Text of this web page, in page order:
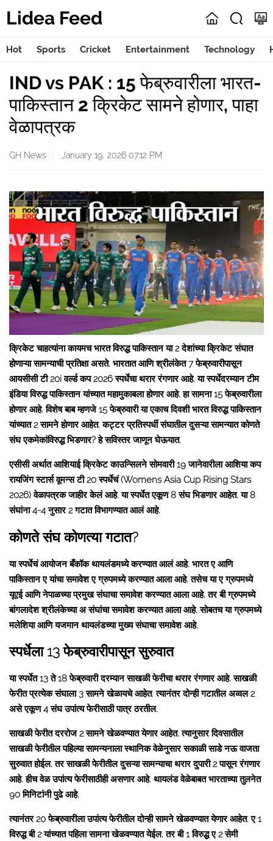
Lidea Feed
Hot Sports Cricket Entertainment Technology
IND vs PAK : 15 फेब्रुवारीला भारत-
पाकिस्तान 2 क्रिकेट सामने होणार, पाहा
वेळापत्रक
GH News January 19, 2026 07:12 PM
क्रिकेट चाहत्यांना कायमच भारत विरुद्ध पाकिस्तान या 2 देशांच्या क्रिकेट संघात
होणाऱ्या सामन्याची प्रतिक्षा असते. भारतात आणि श्रीलंकेत 7 फेब्रुवारीपासून
आयसीसी टी 20i वर्ल्ड कप 2026 स्पर्धेचा थरार रंगणार आहे. या स्पर्धेदरम्यान टीम
इंडिया विरुद्ध पाकिस्तान यांच्यात महामुकाबला होणार आहे. हा सामना 15 फेब्रुवारीला
होणार आहे. विशेष बाब म्हणजे 15 फेब्रुवारी या एकाच दिवशी भारत विरुद्ध पाकिस्तान
यांच्यात 2 सामने होणार आहेत. कट्टर प्रतिस्पर्धी संघातील दुसऱ्या सामन्यात कोणते
संघ एकमेकांविरुद्ध भिडणार? हे सविस्तर जाणून घेऊयात.
एसीसी अर्थात आशियाई क्रिकेट काउन्सिलने सोमवारी 19 जानेवारीला आशिया कप
रायजिंग स्टार्स वूमन्स टी 20 स्पर्धेचं (Womens Asia Cup Rising Stars
2026) वेळापत्रक जाहीर केलं आहे. या स्पर्धेत एकूण 8 संघ भिडणार आहेत. या 8
संघांना 4-4 नुसार 2 गटात विभागण्यात आलं आहे.
कोणते संघ कोणत्या गटात?
या स्पर्धेचं आयोजन बँकॉक थायलंडमध्ये करण्यात आलं आहे. भारत ए आणि
पाकिस्तान ए यांचा समावेश ए ग्रुपमध्ये करण्यात आला आहे. तसेच या ए ग्रुपमध्ये
यूएई आणि नेपाळच्या प्रमुख संघाचा समावेश करण्यात आला आहे. तर बी ग्रुपमध्ये
बांगलादेश श्रीलंकेच्या अ संघांचा समावेश करण्यात आला आहे. सोबतच या ग्रुपमध्ये
मलेशिया आणि यजमान थायलंडच्या मुख्य संघाचा समावेश आहे.
स्पर्धेला 13 फेब्रुवारीपासून सुरुवात
या स्पर्धेत 13 ते 18 फेब्रुवारी दरम्यान साखळी फेरीचा थरार रंगणार आहे. साखळी
फेरीत प्रत्येक संघाला 3 सामने खेळायचे आहेत. त्यानंतर दोन्ही गटातील अव्वल 2
असे एकूण 4 संघ उपांत्य फेरीसाठी पात्र ठरतील.
साखळी फेरीत दररोज 2 सामने खेळवण्यात येणार आहेत. त्यानुसार दिवसातील
साखळी फेरीतील पहिल्या सामन्यनाला स्थानिक वेळेनुसार सकाळी साडे नऊ वाजता
सुरुवात होईल. तर साखळी फेरीतील दुसऱ्या सामन्याचा थरार दुपारी 2 पासून रंगणार
आहे. हीच वेळ उपांत्य फेरीसाठीही असणार आहे. थायलंड वेळेबाबत भारताच्या तुलनेत
90 मिनिटांनी पुढे आहे.
त्यानंतर 20 फेब्रुवारीला उपांत्य फेरीतील दोन्ही सामने खेळवण्यात येणार आहेत. ए 1
विरुद्ध बी 2 यांच्यात पहिला सामना खेळवण्यात येईल. तर बी 1 विरुद्ध ए 2 सेमी